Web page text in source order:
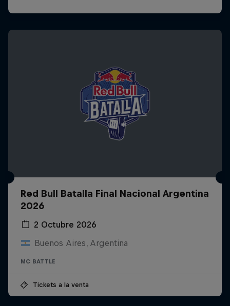
Red Bull Batalla Final Nacional Argentina
2026
2 Octubre 2026
Buenos Aires, Argentina
MC BATTLE
Tickets a la venta